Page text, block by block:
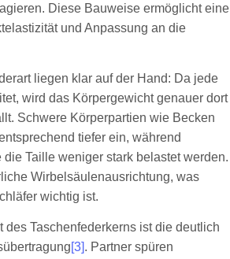
Diese Bauweise ermöglicht eine
und Anpassung an die
liegen klar auf der Hand: Da jede
wird das Körpergewicht genauer dort
Schwere Körperpartien wie Becken
tiefer ein, während
die Taille weniger stark belastet werden.
Wirbelsäulenausrichtung, was
wichtig ist.
des Taschenfederkerns ist die deutlich
[3]. Partner spüren